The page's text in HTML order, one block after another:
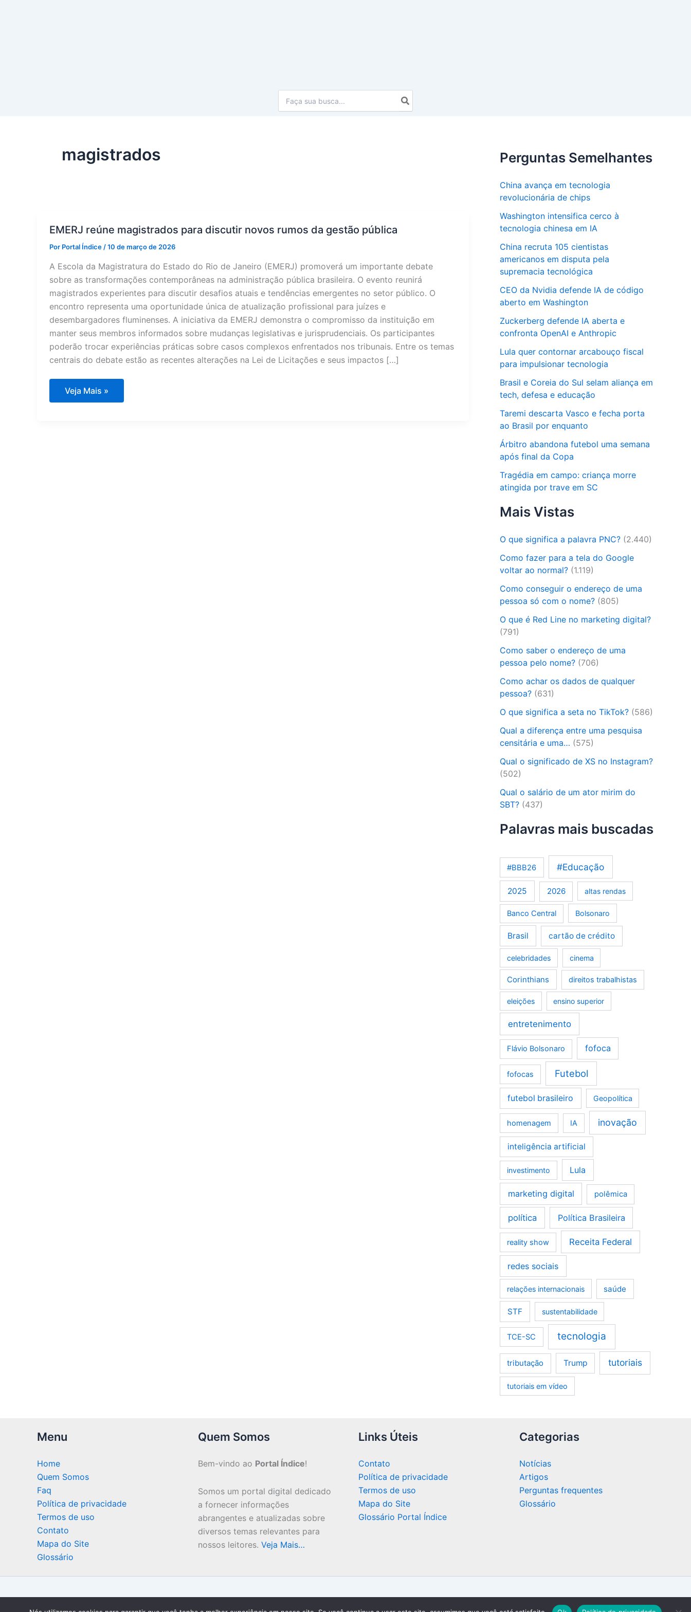
magistrados
EMERJ reúne magistrados para discutir novos rumos da gestão pública
Por Portal Índice /10 de março de 2026
A Escola da Magistratura do Estado do Rio de Janeiro (EMERJ) promoverá um importante debate
sobre as transformações contemporâneas na administração pública brasileira. O evento reunirá
magistrados experientes para discutir desafios atuais e tendências emergentes no setor público. O
encontro representa uma oportunidade única de atualização profissional para juízes e
desembargadores fluminenses. A iniciativa da EMERJ demonstra o compromisso da instituição em
manter seus membros informados sobre mudanças legislativas e jurisprudenciais. Os participantes
poderão trocar experiências práticas sobre casos complexos enfrentados nos tribunais. Entre os temas
centrais do debate estão as recentes alterações na Lei de Licitações e seus impactos […]
EMERJ
reúne
Veja Mais »
Perguntas Semelhantes
China avança em tecnologia
revolucionária de chips
Washington intensifica cerco à
tecnologia chinesa em IA
China recruta 105 cientistas
americanos em disputa pela
supremacia tecnológica
CEO da Nvidia defende IA de código
aberto em Washington
Zuckerberg defende IA aberta e
confronta OpenAI e Anthropic
Lula quer contornar arcabouço fiscal
para impulsionar tecnologia
Brasil e Coreia do Sul selam aliança em
tech, defesa e educação
Taremi descarta Vasco e fecha porta
ao Brasil por enquanto
Árbitro abandona futebol uma semana
após final da Copa
Tragédia em campo: criança morre
atingida por trave em SC
Mais Vistas
O que significa a palavra PNC? (2.440)
Como fazer para a tela do Google
voltar ao normal? (1.119)
Como conseguir o endereço de uma
pessoa só com o nome? (805)
O que é Red Line no marketing digital?
(791)
Como saber o endereço de uma
pessoa pelo nome? (706)
Como achar os dados de qualquer
pessoa? (631)
O que significa a seta no TikTok? (586)
Qual a diferença entre uma pesquisa
censitária e uma… (575)
Qual o significado de XS no Instagram?
(502)
Qual o salário de um ator mirim do
SBT? (437)
Palavras mais buscadas
#BBB26 #Educação
2025 2026 altas rendas
Banco Central Bolsonaro
Brasil cartão de crédito
celebridades cinema
Corinthians direitos trabalhistas
eleições ensino superior
entretenimento
Flávio Bolsonaro fofoca
fofocas Futebol
futebol brasileiro Geopolítica
homenagem IA inovação
inteligência artificial
investimento Lula
marketing digital polêmica
política Política Brasileira
reality show Receita Federal
redes sociais
relações internacionais saúde
STF sustentabilidade
TCE-SC tecnologia
tributação Trump tutoriais
tutoriais em vídeo
Menu
Home
Quem Somos
Faq
Política de privacidade
Termos de uso
Contato
Mapa do Site
Glossário
Quem Somos
Bem-vindo ao Portal Índice!
Somos um portal digital dedicado
a fornecer informações
abrangentes e atualizadas sobre
diversos temas relevantes para
nossos leitores. Veja Mais…
Links Úteis
Contato
Política de privacidade
Termos de uso
Mapa do Site
Glossário Portal Índice
Categorias
Notícias
Artigos
Perguntas frequentes
Glossário